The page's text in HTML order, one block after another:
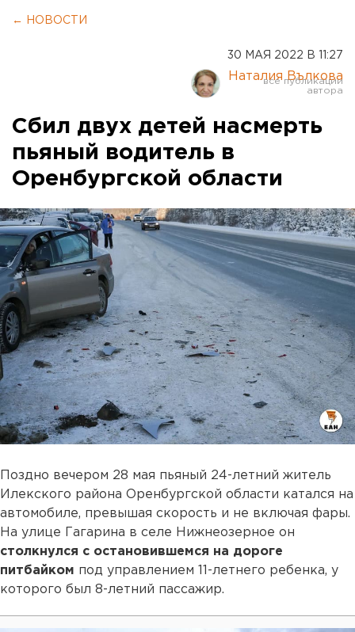
← НОВОСТИ
30 МАЯ 2022 В 11:27
Наталия Вълкова
Сбил двух детей насмерть
пьяный водитель в
Оренбургской области
Поздно вечером 28 мая пьяный 24-летний житель
Илекского района Оренбургской области катался на
автомобиле, превышая скорость и не включая фары.
На улице Гагарина в селе Нижнеозерное он
столкнулся с остановившемся на дороге
питбайком под управлением 11-летнего ребенка, у
которого был 8-летний пассажир.